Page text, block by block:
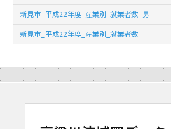
新見市_平成22年度_産業別_就業者数_男
新見市_平成22年度_産業別_就業者数